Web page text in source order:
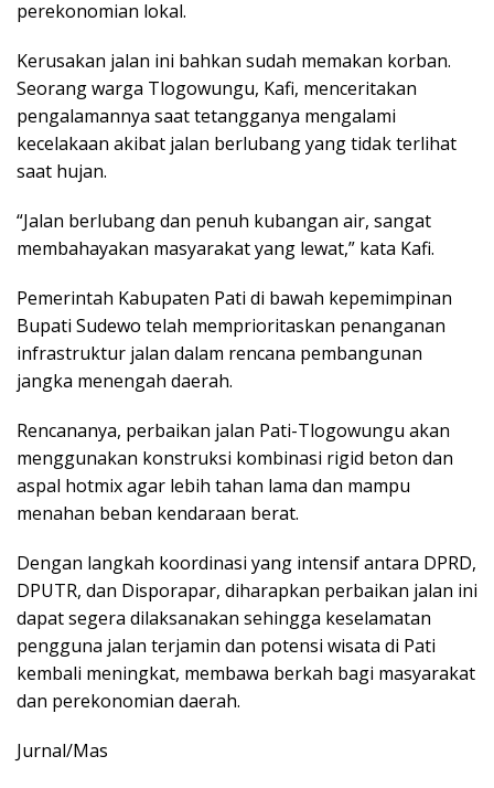
perekonomian lokal.
Kerusakan jalan ini bahkan sudah memakan korban.
Seorang warga Tlogowungu, Kafi, menceritakan
pengalamannya saat tetangganya mengalami
kecelakaan akibat jalan berlubang yang tidak terlihat
saat hujan.
“Jalan berlubang dan penuh kubangan air, sangat
membahayakan masyarakat yang lewat,” kata Kafi.
Pemerintah Kabupaten Pati di bawah kepemimpinan
Bupati Sudewo telah memprioritaskan penanganan
infrastruktur jalan dalam rencana pembangunan
jangka menengah daerah.
Rencananya, perbaikan jalan Pati-Tlogowungu akan
menggunakan konstruksi kombinasi rigid beton dan
aspal hotmix agar lebih tahan lama dan mampu
menahan beban kendaraan berat.
Dengan langkah koordinasi yang intensif antara DPRD,
DPUTR, dan Disporapar, diharapkan perbaikan jalan ini
dapat segera dilaksanakan sehingga keselamatan
pengguna jalan terjamin dan potensi wisata di Pati
kembali meningkat, membawa berkah bagi masyarakat
dan perekonomian daerah.
Jurnal/Mas